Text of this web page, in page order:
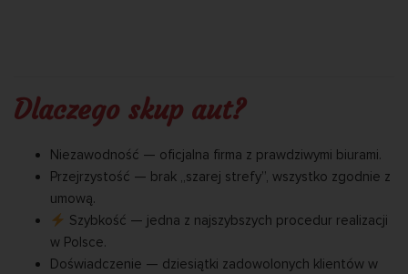
Dlaczego skup aut?
Niezawodność — oficjalna firma z prawdziwymi biurami.
Przejrzystość — brak „szarej strefy”, wszystko zgodnie z
umową.
Szybkość — jedna z najszybszych procedur realizacji
w Polsce.
Doświadczenie — dziesiątki zadowolonych klientów w